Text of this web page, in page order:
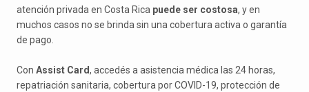
atención privada en Costa Rica puede ser costosa, y en
muchos casos no se brinda sin una cobertura activa o garantía
de pago.
Con Assist Card, accedés a asistencia médica las 24 horas,
repatriación sanitaria, cobertura por COVID-19, protección de